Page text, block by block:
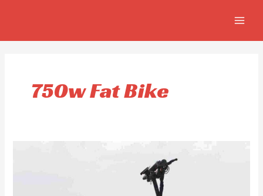
750w Fat Bike